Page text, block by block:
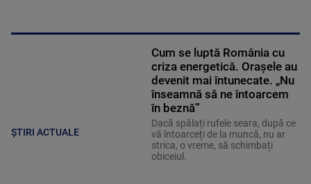
ȘTIRI ACTUALE
Cum se luptă România cu
criza energetică. Orașele au
devenit mai întunecate. „Nu
înseamnă să ne întoarcem
în beznă”
Dacă spălați rufele seara, după ce
vă întoarceți de la muncă, nu ar
strica, o vreme, să schimbați
obiceiul.